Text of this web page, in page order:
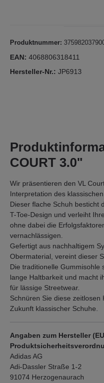
Produktnummer:
EAN: 4068806318411
Hersteller-Nr.: JP6913
COURT 3.0"
Wir präsentieren den VL
Interpretation des
Dieser flache Schuh besticht
T-Toe-Design und verleiht
ohne dabei die
vernachlässigen.
Gefertigt aus nachhaltigem
Obermaterial, vereint dieser
Die traditionelle Gummisohle
lange Haltbarkeit und macht
für lässige Streetwear.
Schnüren Sie diese zeitlosen
Zukunft klassischer Schuhe.
Angaben zum Hersteller
Adidas AG
Adi-Dassler Straße 1-2
91074 Herzogenaurach